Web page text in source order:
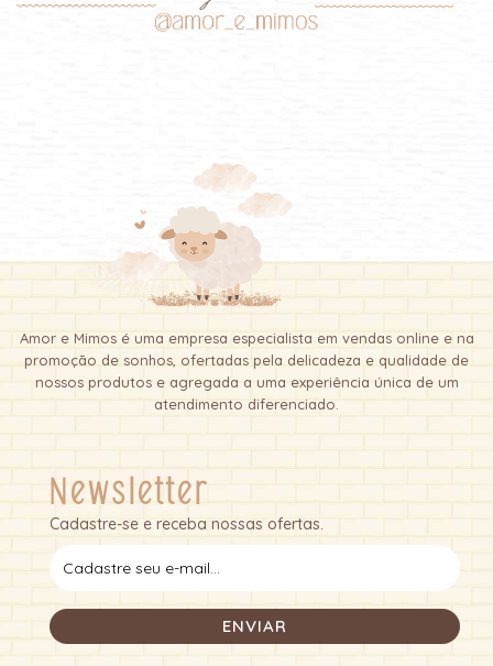
Amor e Mimos é uma empresa especialista em vendas online e na
promoção de sonhos, ofertadas pela delicadeza e qualidade de
nossos produtos e agregada a uma experiência única de um
atendimento diferenciado.
Newsletter
Cadastre-se e receba nossas ofertas.